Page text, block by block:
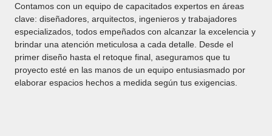
Contamos con un equipo de capacitados expertos en áreas
clave: diseñadores, arquitectos, ingenieros y trabajadores
especializados, todos empeñados con alcanzar la excelencia y
brindar una atención meticulosa a cada detalle. Desde el
primer diseño hasta el retoque final, aseguramos que tu
proyecto esté en las manos de un equipo entusiasmado por
elaborar espacios hechos a medida según tus exigencias.